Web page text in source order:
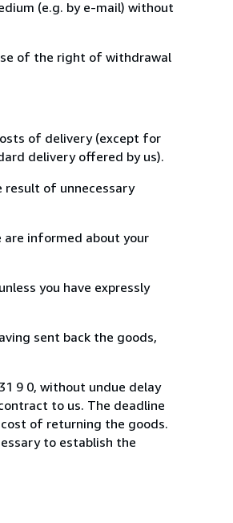
(e.g. by e-mail) without
of the right of withdrawal
of delivery (except for
delivery offered by us).
result of unnecessary
are informed about your
you have expressly
sent back the goods,
9 0, without undue delay
to us. The deadline
of returning the goods.
to establish the